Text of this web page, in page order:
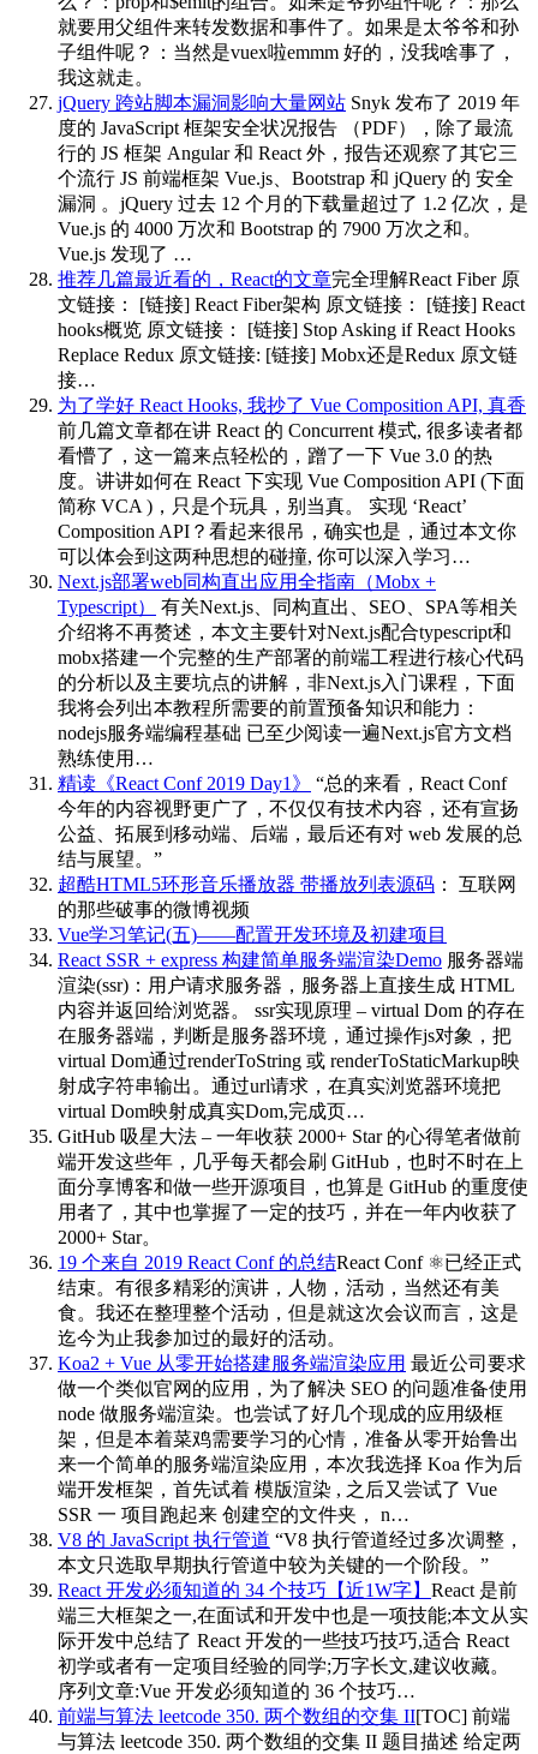
就要用父组件来转发数据和事件了。如果是太爷爷和孙
子组件呢？：当然是vuex啦emmm 好的，没我啥事了，
我这就走。
jQuery 跨站脚本漏洞影响大量网站 Snyk 发布了 2019 年
度的 JavaScript 框架安全状况报告 （PDF），除了最流
行的 JS 框架 Angular 和 React 外，报告还观察了其它三
个流行 JS 前端框架 Vue.js、Bootstrap 和 jQuery 的 安全
漏洞 。jQuery 过去 12 个月的下载量超过了 1.2 亿次，是
Vue.js 的 4000 万次和 Bootstrap 的 7900 万次之和。
Vue.js 发现了 …
推荐几篇最近看的，React的文章完全理解React Fiber 原
文链接： [链接] React Fiber架构 原文链接： [链接] React
hooks概览 原文链接： [链接] Stop Asking if React Hooks
Replace Redux 原文链接: [链接] Mobx还是Redux 原文链
接…
为了学好 React Hooks, 我抄了 Vue Composition API, 真香
前几篇文章都在讲 React 的 Concurrent 模式, 很多读者都
看懵了，这一篇来点轻松的，蹭了一下 Vue 3.0 的热
度。讲讲如何在 React 下实现 Vue Composition API (下面
简称 VCA )，只是个玩具，别当真。 实现 ‘React’
Composition API？看起来很吊，确实也是，通过本文你
可以体会到这两种思想的碰撞, 你可以深入学习…
Next.js部署web同构直出应用全指南（Mobx +
Typescript）
有关Next.js、同构直出、SEO、SPA等相关
介绍将不再赘述，本文主要针对Next.js配合typescript和
mobx搭建一个完整的生产部署的前端工程进行核心代码
的分析以及主要坑点的讲解，非Next.js入门课程，下面
我将会列出本教程所需要的前置预备知识和能力：
nodejs服务端编程基础 已至少阅读一遍Next.js官方文档
熟练使用…
精读《React Conf 2019 Day1》
“总的来看，React Conf
今年的内容视野更广了，不仅仅有技术内容，还有宣扬
公益、拓展到移动端、后端，最后还有对 web 发展的总
结与展望。”
超酷HTML5环形音乐播放器 带播放列表源码 ：
互联网
的那些破事的微博视频
Vue学习笔记(五)——配置开发环境及初建项目
React SSR + express 构建简单服务端渲染Demo 服务器端
渲染(ssr)：用户请求服务器，服务器上直接生成 HTML
内容并返回给浏览器。 ssr实现原理 – virtual Dom 的存在
在服务器端，判断是服务器环境，通过操作js对象，把
virtual Dom通过renderToString 或 renderToStaticMarkup映
射成字符串输出。通过url请求，在真实浏览器环境把
virtual Dom映射成真实Dom,完成页…
GitHub 吸星大法 – 一年收获 2000+ Star 的心得笔者做前
端开发这些年，几乎每天都会刷 GitHub，也时不时在上
面分享博客和做一些开源项目，也算是 GitHub 的重度使
用者了，其中也掌握了一定的技巧，并在一年内收获了
2000+ Star。
19 个来自 2019 React Conf 的总结React Conf ⚛️已经正式
结束。有很多精彩的演讲，人物，活动，当然还有美
食。我还在整理整个活动，但是就这次会议而言，这是
迄今为止我参加过的最好的活动。
Koa2 + Vue 从零开始搭建服务端渲染应用 最近公司要求
做一个类似官网的应用，为了解决 SEO 的问题准备使用
node 做服务端渲染。也尝试了好几个现成的应用级框
架，但是本着菜鸡需要学习的心情，准备从零开始鲁出
来一个简单的服务端渲染应用，本次我选择 Koa 作为后
端开发框架，首先试着 模版渲染 , 之后又尝试了 Vue
SSR 一 项目跑起来 创建空的文件夹， n…
V8 的 JavaScript 执行管道 “V8 执行管道经过多次调整，
本文只选取早期执行管道中较为关键的一个阶段。”
React 开发必须知道的 34 个技巧【近1W字】 React 是前
端三大框架之一,在面试和开发中也是一项技能;本文从实
际开发中总结了 React 开发的一些技巧技巧,适合 React
初学或者有一定项目经验的同学;万字长文,建议收藏。
序列文章:Vue 开发必须知道的 36 个技巧…
前端与算法 leetcode 350. 两个数组的交集 II[TOC] 前端
与算法 leetcode 350. 两个数组的交集 II 题目描述 给定两